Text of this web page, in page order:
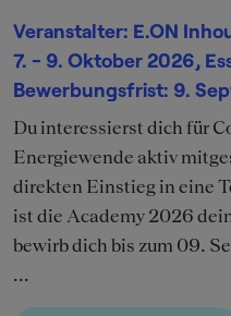
Veranstalter: E.ON
7. - 9. Oktober 2026,
Bewerbungsfrist: 9.
Du interessierst dich für
Energiewende aktiv
direkten Einstieg in eine
ist die Academy 2026
bewirb dich bis zum 09.
...